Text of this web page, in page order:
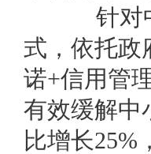
针对中
式，依托政
诺+信用管
有效缓解中
比增长25%